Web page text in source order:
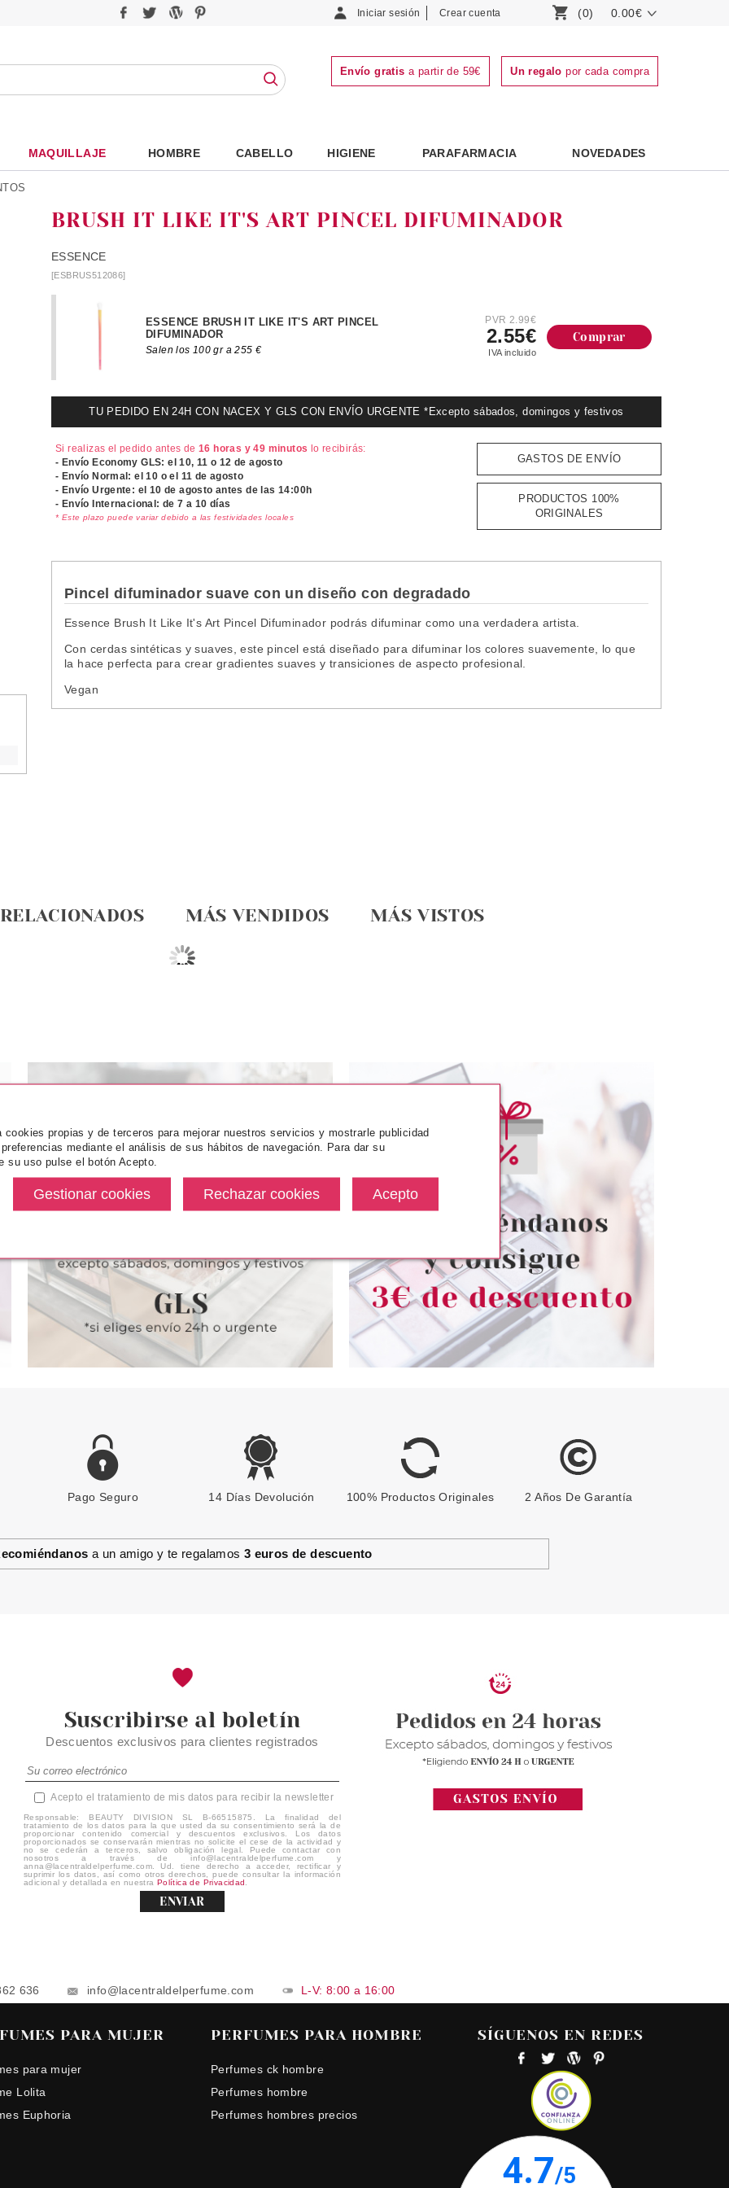
Iniciar sesión Crear cuenta (0) 0.00€
Envío gratis a partir de 59€ Un regalo por cada compra
MAQUILLAJE HOMBRE CABELLO HIGIENE PARAFARMACIA NOVEDADES
BRUSH IT LIKE IT'S ART PINCEL DIFUMINADOR
ESSENCE
[ESBRUS512086]
ESSENCE BRUSH IT LIKE IT'S ART PINCEL
DIFUMINADOR
Salen los 100 gr a 255 €
PVR 2.99€
2.55€
IVA incluido
Comprar
TU PEDIDO EN 24H CON NACEX Y GLS CON ENVÍO URGENTE *Excepto sábados, domingos y festivos
Si realizas el pedido antes de16 horas y 49 minutos lo recibirás:
- Envío Economy GLS: el10, 11 o 12 de agosto
- Envío Normal: el10 o el 11 de agosto
- Envío Urgente: el 10 de agosto antes de las 14:00h
- Envío Internacional: de 7 a 10 días
* Este plazo puede variar debido a las festividades locales
GASTOS DE ENVÍO
PRODUCTOS 100%
ORIGINALES
Pincel difuminador suave con un diseño con degradado
Essence Brush It Like It's Art Pincel Difuminador podrás difuminar como una verdadera artista.
Con cerdas sintéticas y suaves, este pincel está diseñado para difuminar los colores suavemente, lo que
la hace perfecta para crear gradientes suaves y transiciones de aspecto profesional.
Vegan
MÁS VENDIDOS MÁS VISTOS
BOMB
BRUMA
ESSENCE JUICY BOMB
TROPICAL DROP BRUMA
ESSENCE DISNEY MICKEY &
FRIENDS BROCHA PARA
COLORETE EN CREMA
ESSENCE FEELIN' COMFY
ESPONJA DE MAQUILLAJE
Pvr 5.49€
-16%
desde
ESSENCE
Pvr 3.79€
Pago Seguro 14 Días Devolución 100% Productos Originales 2 Años De Garantía
a un amigo y te regalamos 3 euros de descuento
Suscribirse al boletín
Descuentos exclusivos para clientes registrados
Acepto el tratamiento de mis datos para recibir la newsletter
Responsable: BEAUTY DIVISION SL B-66515875. La finalidad del
tratamiento de los datos para la que usted da su consentimiento será la de
proporcionar contenido comercial y descuentos exclusivos. Los datos
proporcionados se conservarán mientras no solicite el cese de la actividad y
no se cederán a terceros, salvo obligación legal. Puede contactar con
nosotros a través de info@lacentraldelperfume.com y
anna@lacentraldelperfume.com. Ud. tiene derecho a acceder, rectificar y
suprimir los datos, así como otros derechos, puede consultar la información
adicional y detallada en nuestra Política de Privacidad
ENVIAR
636 info@lacentraldelperfume.com L-V: 8:00 a 16:00
PARA MUJER
para mujer
Lolita
Euphoria
PERFUMES PARA HOMBRE
Perfumes ck hombre
Perfumes hombre
Perfumes hombres precios
SÍGUENOS EN REDES
propias y de terceros para mejorar nuestros servicios y mostrarle publicidad
mediante el análisis de sus hábitos de navegación. Para dar su
su uso pulse el botón Acepto.